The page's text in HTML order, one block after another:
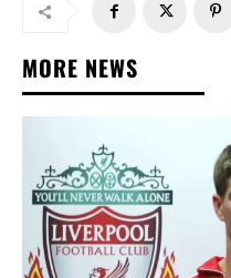
MORE NEWS